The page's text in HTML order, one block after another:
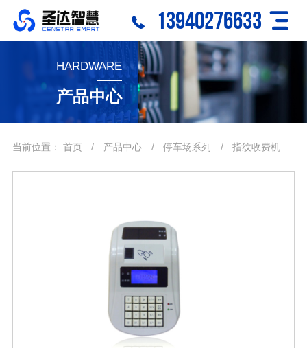
13940276633
HARDWARE
产品中心
当前位置： 首页 / 产品中心 / 停车场系列 / 指纹收费机